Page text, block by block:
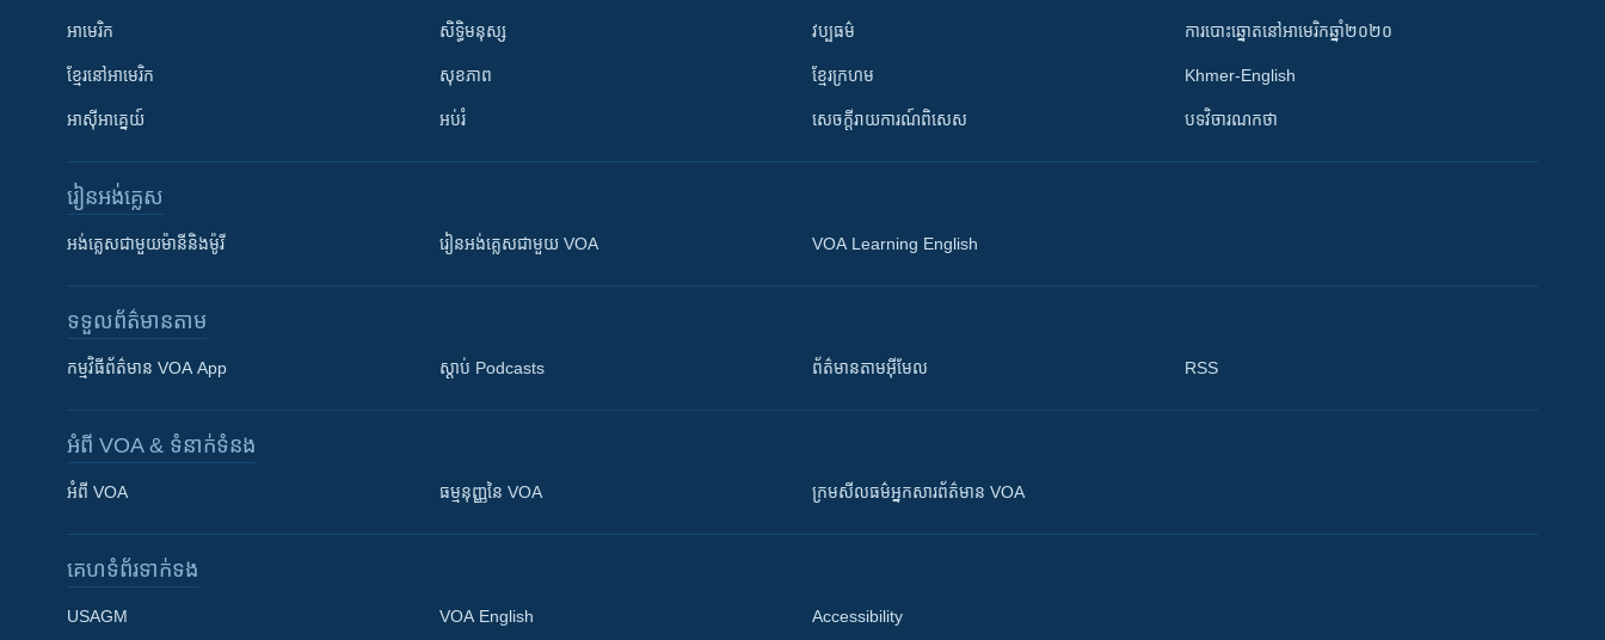
អាមេរិក
ខ្មែរ​នៅអាមេរិក
អាស៊ីអាគ្នេយ៍
សិទ្ធិមនុស្ស
សុខភាព
អប់រំ
វប្បធម៌
ខ្មែរក្រហម
សេចក្តីរាយការណ៍ពិសេស
ការបោះឆ្នោតនៅអាមេរិកឆ្នាំ២០២០
Khmer-English
បទវិចារណកថា
រៀន​​អង់គ្លេស
អង់គ្លេស​ជាមួយ​ម៉ានី​និង​ម៉ូរី រៀន​​​​​​អង់គ្លេស​​ជាមួយ VOA VOA Learning English
ទទួល​ព័ត៌មាន​តាម
កម្មវិធី​ព័ត៌មាន VOA App ស្តាប់ Podcasts ព័ត៌មាន​តាម​អ៊ីមែល RSS
អំពី​ VOA & ទំនាក់ទំនង
អំពី​ VOA ធម្មនុញ្ញ​នៃ VOA ក្រម​​​សីលធម៌​​​អ្នក​​​សារព័ត៌មាន VOA
គេហទំព័រ​​ទាក់ទង
USAGM VOA English Accessibility